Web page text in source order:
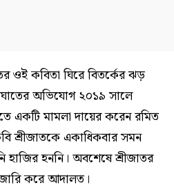
ওই কবিতা ঘিরে বিতর্কের ঝড়
অভিযোগ ২০১৯ সালে
একটি মামলা দায়ের করেন রমিত
শ্রীজাতকে একাধিকবার সমন
হননি। অবশেষে শ্রীজাতর
জারি করে আদালত।